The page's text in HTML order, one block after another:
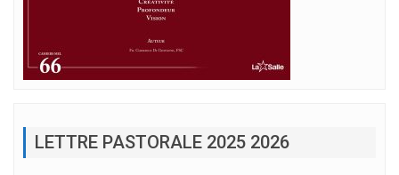
LETTRE PASTORALE 2025 2026